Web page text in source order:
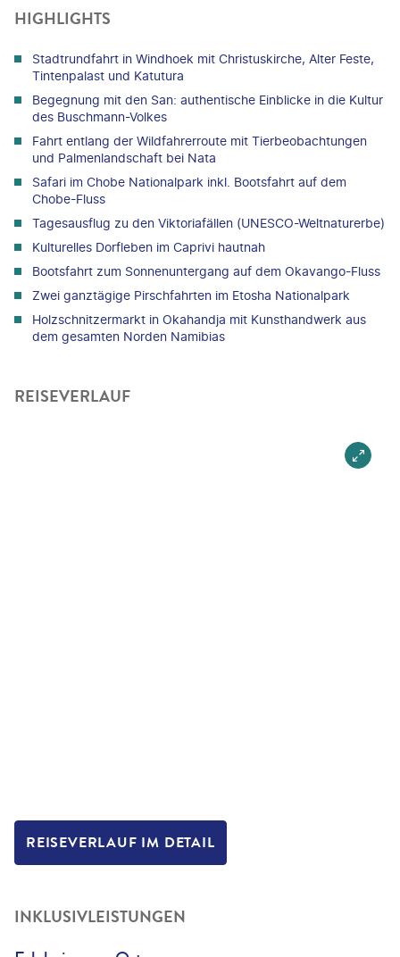
HIGHLIGHTS
Stadtrundfahrt in Windhoek mit Christuskirche, Alter Feste,
Tintenpalast und Katutura
Begegnung mit den San: authentische Einblicke in die Kultur
des Buschmann-Volkes
Fahrt entlang der Wildfahrerroute mit Tierbeobachtungen
und Palmenlandschaft bei Nata
Safari im Chobe Nationalpark inkl. Bootsfahrt auf dem
Chobe-Fluss
Tagesausflug zu den Viktoriafällen (UNESCO-Weltnaturerbe)
Kulturelles Dorfleben im Caprivi hautnah
Bootsfahrt zum Sonnenuntergang auf dem Okavango-Fluss
Zwei ganztägige Pirschfahrten im Etosha Nationalpark
Holzschnitzermarkt in Okahandja mit Kunsthandwerk aus
dem gesamten Norden Namibias
REISEVERLAUF
REISEVERLAUF IM DETAIL
INKLUSIVLEISTUNGEN